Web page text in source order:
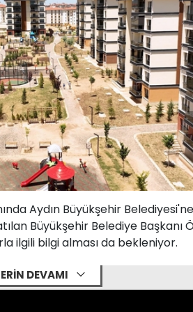
Aydın Büyükşehir
Büyükşehir Belediye Başkanı
ilgili bilgi alması da bekleniyor.
DEVAMI